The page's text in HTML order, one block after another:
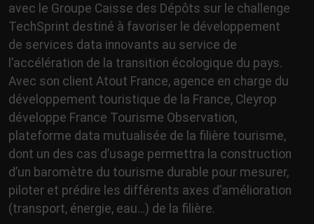
avec le Groupe Caisse des Dépôts sur le challenge
TechSprint destiné à favoriser le développement
de services data innovants au service de
l’accélération de la transition écologique du pays.
Avec son client Atout France, agence en charge du
développement touristique de la France, Cleyrop
développe France Tourisme Observation,
plateforme data mutualisée de la filière tourisme,
dont un des cas d’usage permettra la construction
d’un baromètre du tourisme durable pour mesurer,
piloter et prédire les différents axes d’amélioration
(transport, énergie, eau…) de la filière.